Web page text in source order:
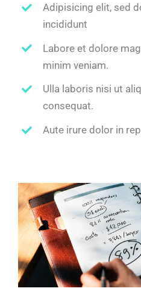
Adipisicing elit, sed
incididunt
Labore et dolore
minim veniam.
Ulla laboris nisi ut
consequat.
Aute irure dolor in